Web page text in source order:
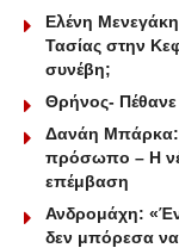
Ελένη
Τασίας στην
συνέβη;
Θρήνος- Πέθανε
Δανάη Μπάρκα:
πρόσωπο – Η
επέμβαση
Ανδρομάχη:
δεν μπόρεσα